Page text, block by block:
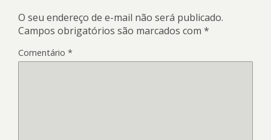
O seu endereço de e-mail não será publicado.
Campos obrigatórios são marcados com *
Comentário *